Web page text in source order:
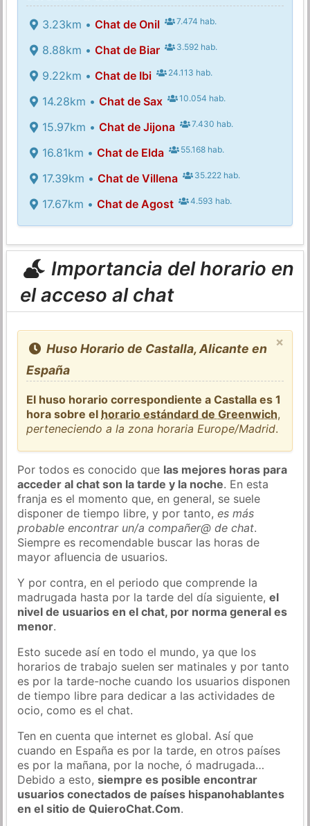
3.23km • Chat de Onil 7.474 hab.
8.88km • Chat de Biar 3.592 hab.
9.22km • Chat de Ibi 24.113 hab.
14.28km • Chat de Sax 10.054 hab.
15.97km • Chat de Jijona 7.430 hab.
16.81km • Chat de Elda 55.168 hab.
17.39km • Chat de Villena 35.222 hab.
17.67km • Chat de Agost 4.593 hab.
Importancia del horario en
el acceso al chat
×
Huso Horario de Castalla, Alicante en
España
El huso horario correspondiente a Castalla es 1
hora sobre el horario estándard de Greenwich,
perteneciendo a la zona horaria Europe/Madrid.
Por todos es conocido que las mejores horas para
acceder al chat son la tarde y la noche. En esta
franja es el momento que, en general, se suele
disponer de tiempo libre, y por tanto,es más
probable encontrar un/a compañer@ de chat.
Siempre es recomendable buscar las horas de
mayor afluencia de usuarios.
Y por contra, en el periodo que comprende la
madrugada hasta por la tarde del día siguiente,el
nivel de usuarios en el chat, por norma general es
menor.
Esto sucede así en todo el mundo, ya que los
horarios de trabajo suelen ser matinales y por tanto
es por la tarde-noche cuando los usuarios disponen
de tiempo libre para dedicar a las actividades de
ocio, como es el chat.
Ten en cuenta que internet es global. Así que
cuando en España es por la tarde, en otros países
es por la mañana, por la noche, ó madrugada…
Debido a esto,siempre es posible encontrar
usuarios conectados de países hispanohablantes
en el sitio de QuieroChat.Com.